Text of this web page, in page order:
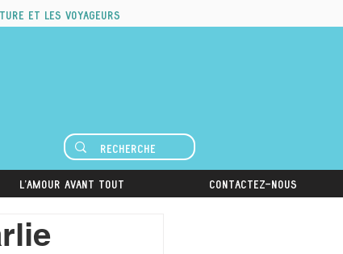
et les voyageurs
L'amour avant tout Contactez-nous